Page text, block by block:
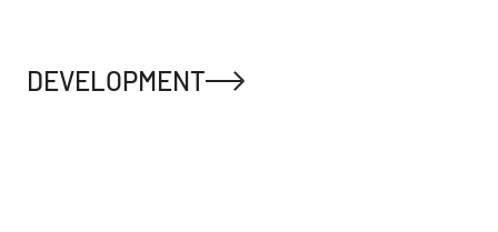
DEVELOPMENT